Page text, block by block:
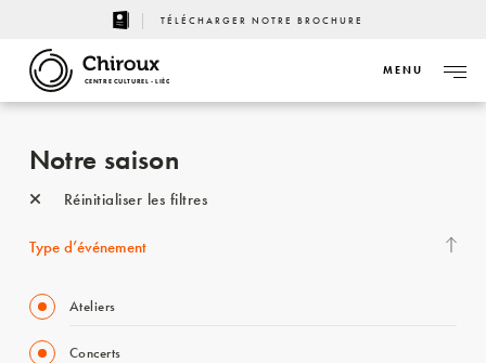
TÉLÉCHARGER NOTRE BROCHURE
CENTRE CULTUREL - LIÈGE
MENU
Notre saison
Réinitialiser les filtres
Type d’événement
Ateliers
Concerts